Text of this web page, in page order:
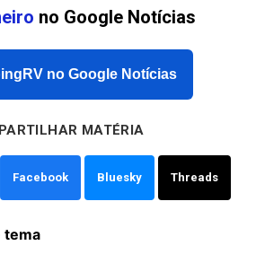
no Google Notícias
no Google Notícias
MATÉRIA
Facebook Bluesky Threads
tema